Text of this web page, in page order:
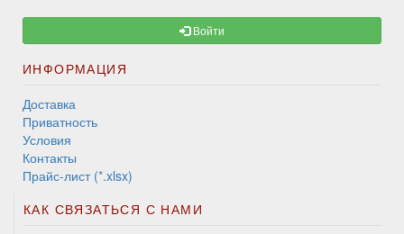
Войти
ИНФОРМАЦИЯ
Доставка
Приватность
Условия
Контакты
Прайс-лист (*.xlsx)
КАК СВЯЗАТЬСЯ С НАМИ